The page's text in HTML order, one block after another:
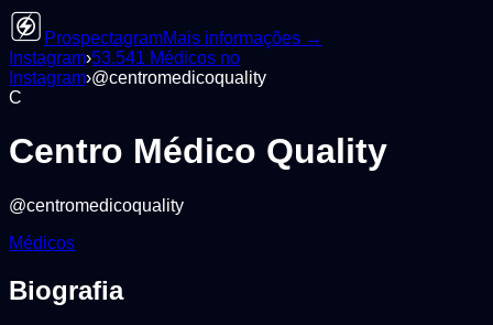
ProspectagramMais informações →
Instagram›53.541 Médicos no
Instagram›@centromedicoquality
C
Centro Médico Quality
@centromedicoquality
Médicos
Biografia